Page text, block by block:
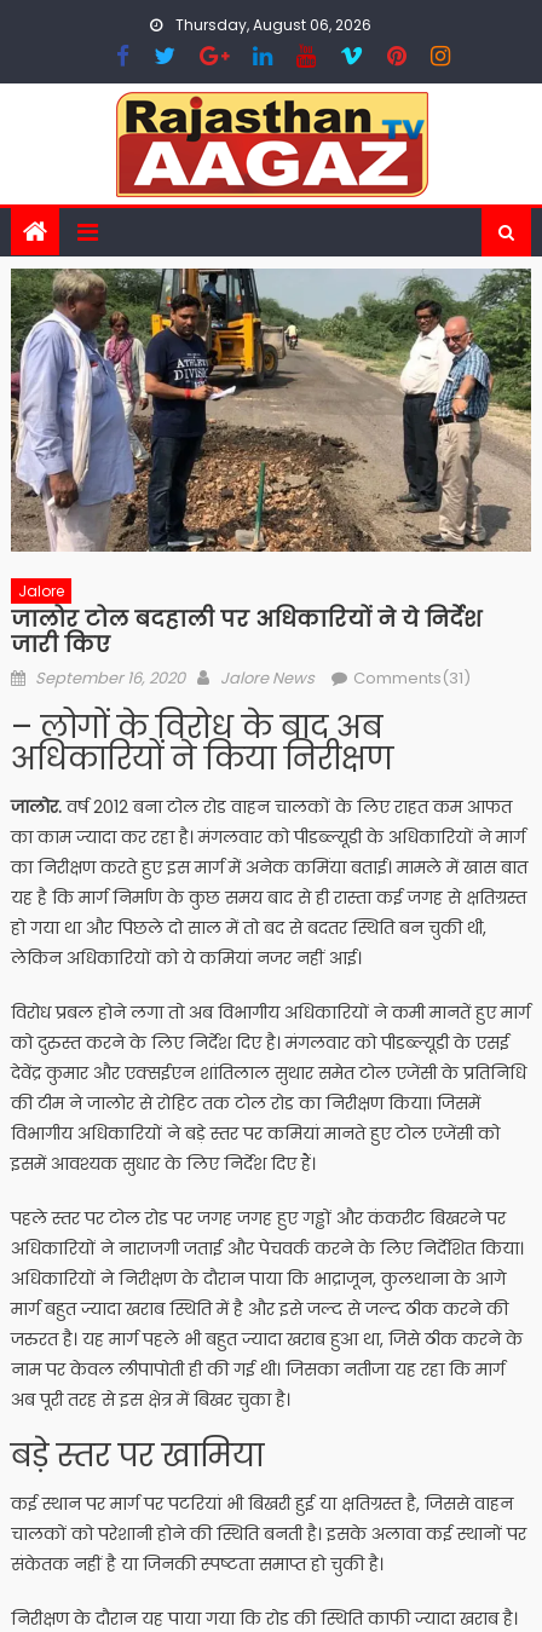
Thursday, August 06, 2026
Jalore
जालोर टोल बदहाली पर अधिकारियों ने ये निर्देश
जारी किए
Posted
September 16, 2020 Author
Jalore News Comments(31)
– लोगों के विरोध के बाद अब
अधिकारियों ने किया निरीक्षण
जालोर.वर्ष 2012 बना टोल रोड वाहन चालकों के लिए राहत कम आफत
का काम ज्यादा कर रहा है। मंगलवार को पीडब्ल्यूडी के अधिकारियों ने मार्ग
का निरीक्षण करते हुए इस मार्ग में अनेक कमिंया बताई। मामले में खास बात
यह है कि मार्ग निर्माण के कुछ समय बाद से ही रास्ता कई जगह से क्षतिग्रस्त
हो गया था और पिछले दो साल में तो बद से बदतर स्थिति बन चुकी थी,
लेकिन अधिकारियों को ये कमियां नजर नहीं आई।
विरोध प्रबल होने लगा तो अब विभागीय अधिकारियों ने कमी मानतें हुए मार्ग
को दुरुस्त करने के लिए निर्देश दिए है। मंगलवार को पीडब्ल्यूडी के एसई
देवेंद्र कुमार और एक्सईएन शांतिलाल सुथार समेत टोल एजेंसी के प्रतिनिधि
की टीम ने जालोर से रोहिट तक टोल रोड का निरीक्षण किया। जिसमें
विभागीय अधिकारियों ने बड़े स्तर पर कमियां मानते हुए टोल एजेंसी को
इसमें आवश्यक सुधार के लिए निर्देश दिए हैं।
पहले स्तर पर टोल रोड पर जगह जगह हुए गड्ढों और कंकरीट बिखरने पर
अधिकारियों ने नाराजगी जताई और पेचवर्क करने के लिए निर्देशित किया।
अधिकारियों ने निरीक्षण के दौरान पाया कि भाद्राजून, कुलथाना के आगे
मार्ग बहुत ज्यादा खराब स्थिति में है और इसे जल्द से जल्द ठीक करने की
जरुरत है। यह मार्ग पहले भी बहुत ज्यादा खराब हुआ था, जिसे ठीक करने के
नाम पर केवल लीपापोती ही की गई थी। जिसका नतीजा यह रहा कि मार्ग
अब पूरी तरह से इस क्षेत्र में बिखर चुका है।
बड़े स्तर पर खामिया
कई स्थान पर मार्ग पर पटरियां भी बिखरी हुई या क्षतिग्रस्त है, जिससे वाहन
चालकों को परेशानी होने की स्थिति बनती है। इसके अलावा कई स्थानों पर
संकेतक नहीं है या जिनकी स्पष्टता समाप्त हो चुकी है।
निरीक्षण के दौरान यह पाया गया कि रोड की स्थिति काफी ज्यादा खराब है।